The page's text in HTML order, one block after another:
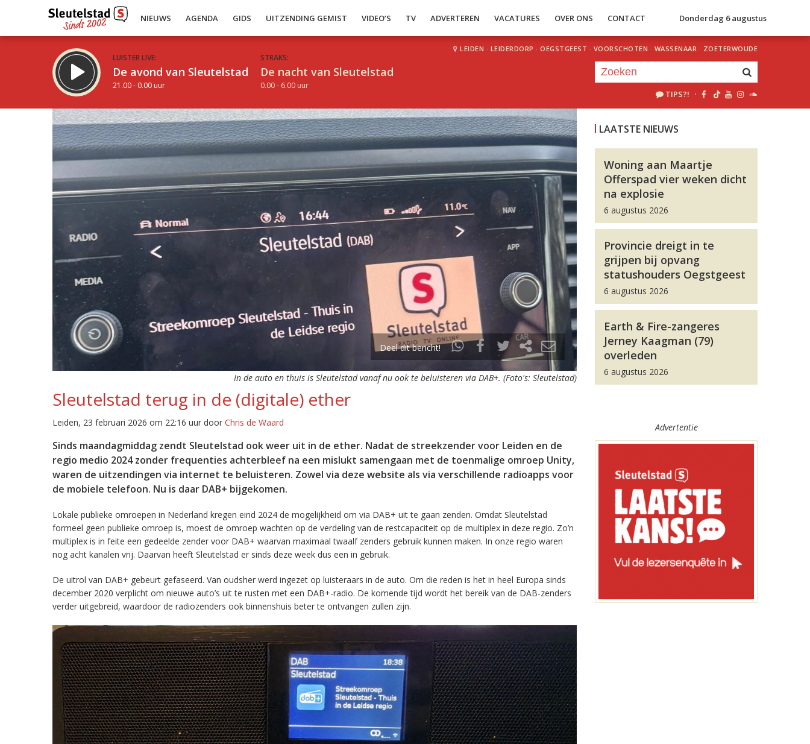
NIEUWS AGENDA GIDS UITZENDING GEMIST VIDEO’S TV ADVERTEREN VACATURES OVER ONS CONTACT Donderdag 6 augustus
LUISTER LIVE:
De avond van Sleutelstad
21.00 - 0.00 uur
STRAKS:
De nacht van Sleutelstad
0.00 - 6.00 uur
LEIDEN · LEIDERDORP · OEGSTGEEST · VOORSCHOTEN · WASSENAAR · ZOETERWOUDE
TIPS?! ·
Deel dit bericht!
In de auto en thuis is Sleutelstad vanaf nu ook te beluisteren via DAB+. (Foto's: Sleutelstad)
Sleutelstad terug in de (digitale) ether
Leiden, 23 februari 2026 om 22:16 uur door Chris de Waard
Sinds maandagmiddag zendt Sleutelstad ook weer uit in de ether. Nadat de streekzender voor Leiden en de
regio medio 2024 zonder frequenties achterbleef na een mislukt samengaan met de toenmalige omroep Unity,
waren de uitzendingen via internet te beluisteren. Zowel via deze website als via verschillende radioapps voor
de mobiele telefoon. Nu is daar DAB+ bijgekomen.
Lokale publieke omroepen in Nederland kregen eind 2024 de mogelijkheid om via DAB+ uit te gaan zenden. Omdat Sleutelstad
formeel geen publieke omroep is, moest de omroep wachten op de verdeling van de restcapaciteit op de multiplex in deze regio. Zo’n
multiplex is in feite een gedeelde zender voor DAB+ waarvan maximaal twaalf zenders gebruik kunnen maken. In onze regio waren
nog acht kanalen vrij. Daarvan heeft Sleutelstad er sinds deze week dus een in gebruik.
De uitrol van DAB+ gebeurt gefaseerd. Van oudsher werd ingezet op luisteraars in de auto. Om die reden is het in heel Europa sinds
december 2020 verplicht om nieuwe auto’s uit te rusten met een DAB+-radio. De komende tijd wordt het bereik van de DAB-zenders
verder uitgebreid, waardoor de radiozenders ook binnenshuis beter te ontvangen zullen zijn.
LAATSTE NIEUWS
Woning aan Maartje
Offerspad vier weken dicht
na explosie
6 augustus 2026
Provincie dreigt in te
grijpen bij opvang
statushouders Oegstgeest
6 augustus 2026
Earth & Fire-zangeres
Jerney Kaagman (79)
overleden
6 augustus 2026
Advertentie